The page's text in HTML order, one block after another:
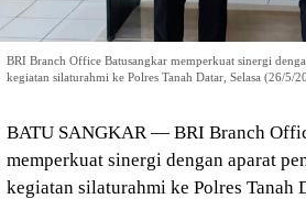
BRI Branch Office Batusangkar memperkuat sinergi
kegiatan silaturahmi ke Polres Tanah Datar, Selasa (26/5/
BATU SANGKAR — BRI Branch
memperkuat sinergi dengan aparat
kegiatan silaturahmi ke Polres Tanah